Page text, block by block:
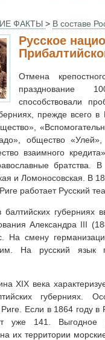
ФАКТЫ > В составе
Русское
Отмена
празднование
способствовали
прежде всего
общество «Улей»,
взаимного
братства.
и Ломоносовская. В
работает Русский
губерниях
Александра III
На смену
На русский язык
XIX века
губерниях.
Риге. Если в 1864 году
уже 141. Выгодное
их территории